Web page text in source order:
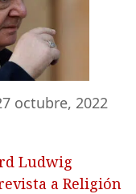
octubre, 2022
Ludwig
a Religión